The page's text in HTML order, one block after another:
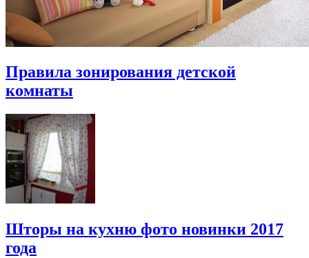
Правила зонирования детской
комнаты
Шторы на кухню фото новинки 2017
года